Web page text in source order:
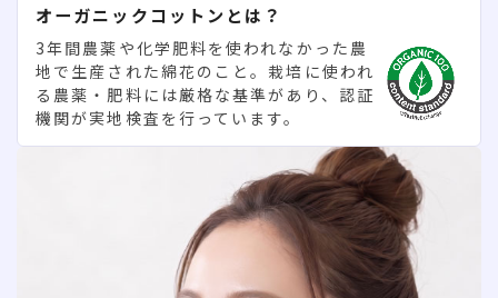
オーガニックコットンとは？
3年間農薬や化学肥料を使われなかった農
地で生産された綿花のこと。栽培に使われ
る農薬・肥料には厳格な基準があり、認証
機関が実地検査を行っています。